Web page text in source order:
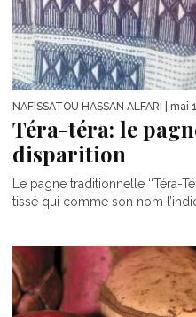
NAFISSATOU HASSAN ALFARI | mai
Téra-téra: le
disparition
Le pagne traditionnelle ‘‘Téra-
tissé qui comme son nom